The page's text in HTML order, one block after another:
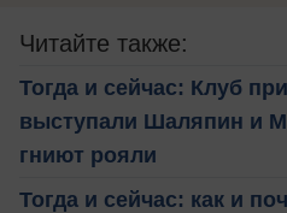
Читайте также:
Тогда и сейчас: Клуб
выступали Шаляпин и
гниют рояли
Тогда и сейчас: как и